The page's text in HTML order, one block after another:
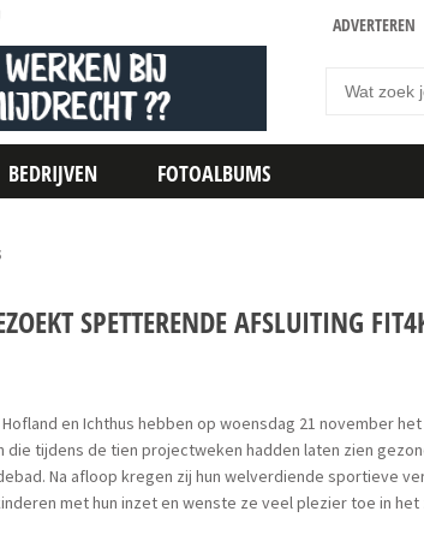
ADVERTEREN
BEDRIJVEN FOTOALBUMS
SPETTERENDE AFSLUITING
en Ichthus hebben op woensdag 21 november
tijdens de tien projectweken hadden laten zien
Na afloop kregen zij hun welverdiende sportieve
met hun inzet en wenste ze veel plezier toe in het